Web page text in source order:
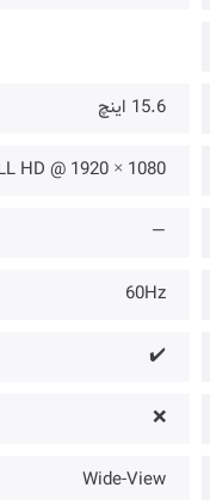
15.6 اینچ
1080 × 1920 @ FULL HD
—
60Hz
✔️
❌
Wide-View